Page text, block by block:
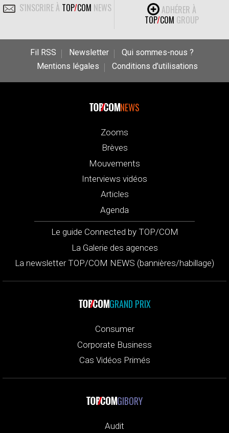
S'INSCRIRE À TOP/COM NEWS
ADHÉRER À
TOP/COM GROUP
Fil RSS Newsletter
Qui sommes-nous ?
Mentions légales
Conditions d’utilisations
NEWS
Zooms
Brèves
Mouvements
Interviews vidéos
Articles
Agenda
Le guide Connected by TOP/COM
La Galerie des agences
La newsletter TOP/COM NEWS (bannières/habillage)
GRAND PRIX
Consumer
Corporate Business
Cas Vidéos Primés
GIBORY
Audit